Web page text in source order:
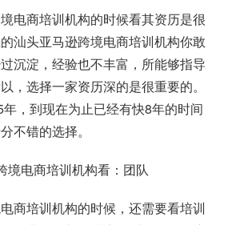
电商培训机构的时候看其资历是很
汕头亚马逊跨境电商培训机构你敢
沉淀，经验也不丰富，所能够指导
，选择一家资历深的是很重要的。
，到现在为止已经有快8年的时间
不错的选择。
境电商培训机构看：团队
商培训机构的时候，还需要看培训